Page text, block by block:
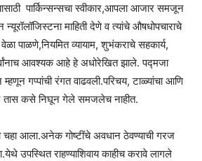
पार्किन्सन्सचा स्वीकार,आपला आजार समजून
माहिती देणे व त्यांचे औषधोपचाराचे
पाळणे,नियमित व्यायाम, शुभंकराचे सहकार्य,
आवश्यक आहे हे अधोरेखित झाले. पद्मजा
गप्पांची रंगत वाढवली.परिचय, टाळ्यांचा आणि
तास कसे निघून गेले समजलेच नाहीत.
चहा आला.अनेक गोष्टींचे अवधान ठेवण्याची गरज
उपस्थित राहण्याशिवाय काहीच करावे लागले